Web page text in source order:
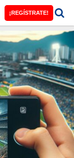
¡REGÍSTRATE!